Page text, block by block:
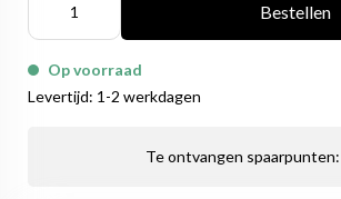
Bestellen
Op voorraad
Levertijd: 1-2 werkdagen
Te ontvangen spaarpunten: